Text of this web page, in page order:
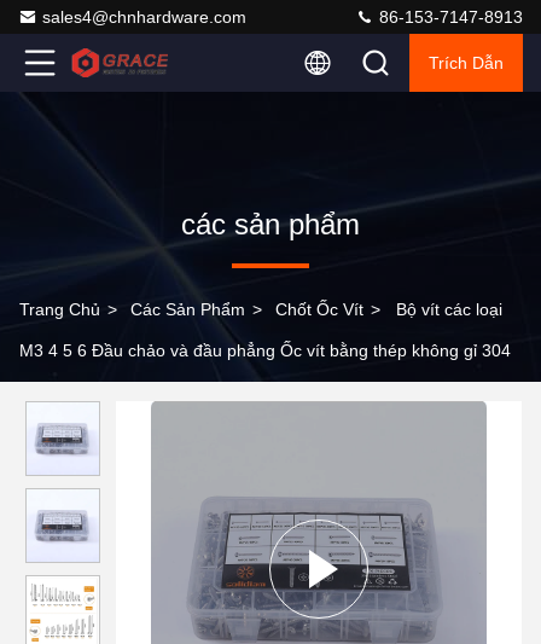
sales4@chnhardware.com 86-153-7147-8913
Trích Dẫn
các sản phẩm
Trang Chủ > Các Sản Phẩm > Chốt Ốc Vít > Bộ vít các loại
M3 4 5 6 Đầu chảo và đầu phẳng Ốc vít bằng thép không gỉ 304